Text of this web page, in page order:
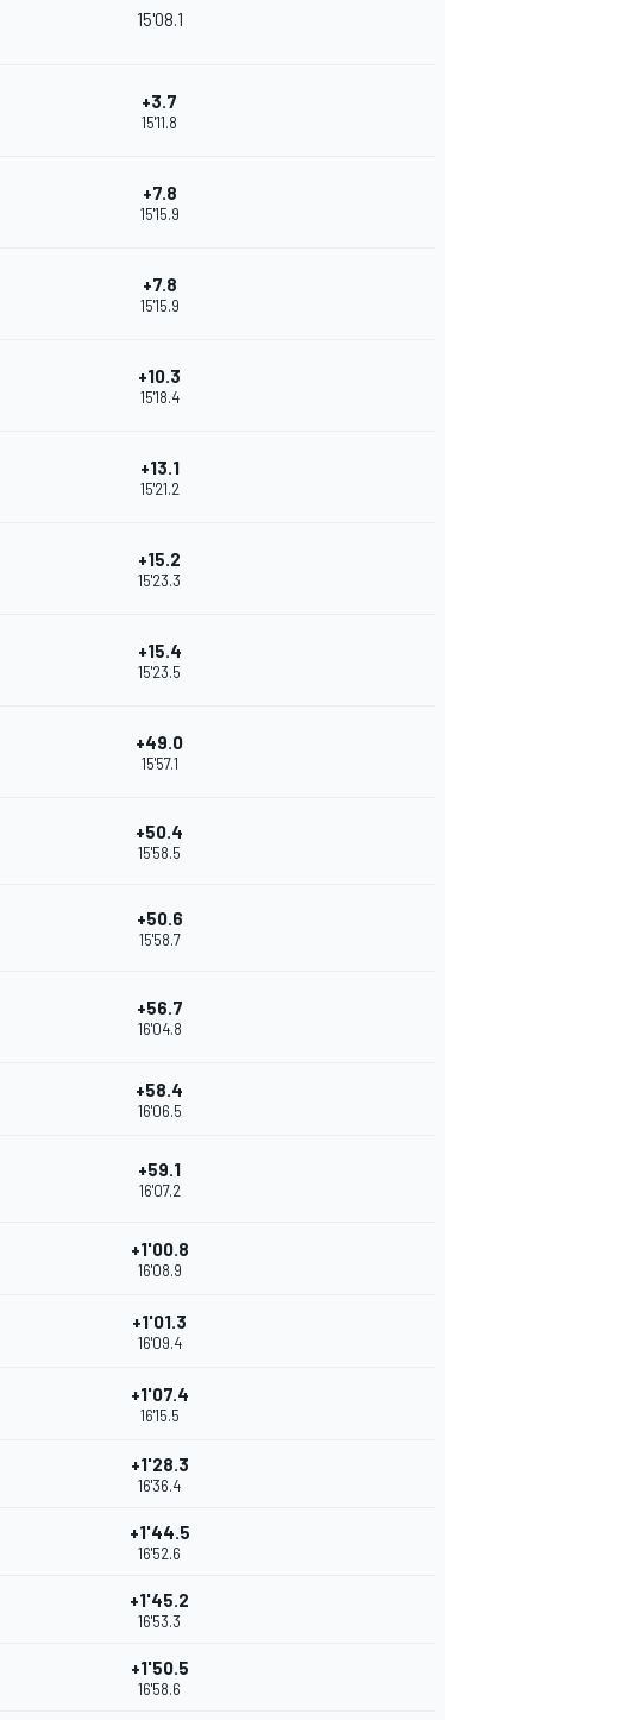
15'08.1
+3.7
15'11.8
+7.8
15'15.9
+7.8
15'15.9
+10.3
15'18.4
+13.1
15'21.2
+15.2
15'23.3
+15.4
15'23.5
+49.0
15'57.1
+50.4
15'58.5
+50.6
15'58.7
+56.7
16'04.8
+58.4
16'06.5
+59.1
16'07.2
+1'00.8
16'08.9
+1'01.3
16'09.4
+1'07.4
16'15.5
+1'28.3
16'36.4
+1'44.5
16'52.6
+1'45.2
16'53.3
+1'50.5
16'58.6